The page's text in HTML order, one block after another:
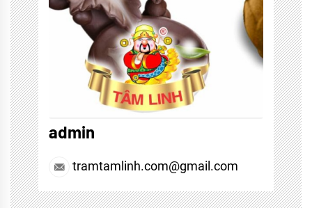
admin
tramtamlinh.com@gmail.com